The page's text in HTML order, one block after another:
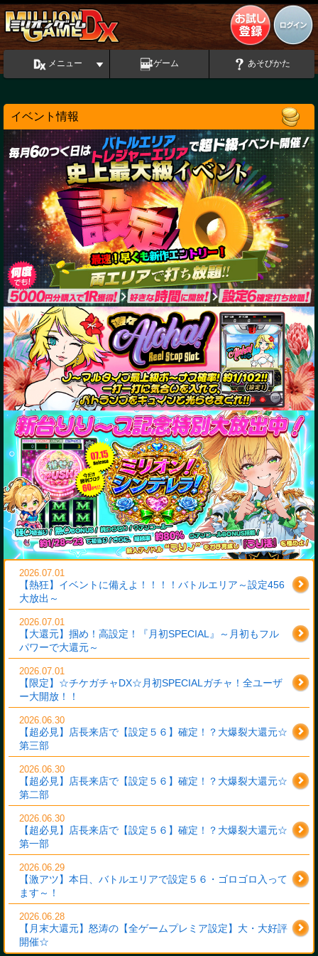
メニュー ゲーム あそびかた
イベント情報
2026.07.01
【熱狂】イベントに備えよ！！！！バトルエリア～設定456
大放出～
2026.07.01
【大還元】掴め！高設定！『月初SPECIAL』～月初もフル
パワーで大還元～
2026.07.01
【限定】☆チケガチャDX☆月初SPECIALガチャ！全ユーザ
ー大開放！！
2026.06.30
【超必見】店長来店で【設定５６】確定！？大爆裂大還元☆
第三部
2026.06.30
【超必見】店長来店で【設定５６】確定！？大爆裂大還元☆
第二部
2026.06.30
【超必見】店長来店で【設定５６】確定！？大爆裂大還元☆
第一部
2026.06.29
【激アツ】本日、バトルエリアで設定５６・ゴロゴロ入って
ます～！
2026.06.28
【月末大還元】怒涛の【全ゲームプレミア設定】大・大好評
開催☆